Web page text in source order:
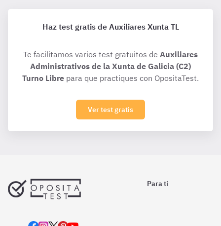
Haz test gratis de Auxiliares Xunta TL
Te facilitamos varios test gratuitos de Auxiliares
Administrativos de la Xunta de Galicia (C2)
Turno Libre para que practiques con OpositaTest.
Ver test gratis
Para ti